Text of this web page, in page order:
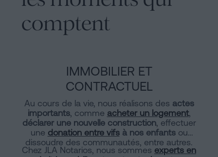
comptent
IMMOBILIER ET
CONTRACTUEL
Au cours de la vie, nous réalisons des actes
importants, comme acheter un logement,
déclarer une nouvelle construction, effectuer
une donation entre vifsà nos enfantsou
dissoudre des communautés, entre autres.
Chez JLA Notarios, nous sommes experts en